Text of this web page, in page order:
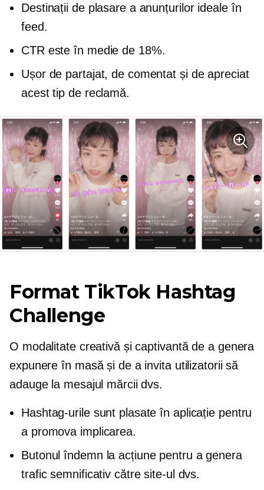
Destinații de plasare a anunțurilor ideale în
feed.
CTR este în medie de 18%.
Ușor de partajat, de comentat și de apreciat
acest tip de reclamă.
Format TikTok Hashtag
Challenge
O modalitate creativă și captivantă de a genera
expunere în masă și de a invita utilizatorii să
adauge la mesajul mărcii dvs.
Hashtag-urile sunt plasate în aplicație pentru
a promova implicarea.
Butonul îndemn la acțiune pentru a genera
trafic semnificativ către site-ul dvs.